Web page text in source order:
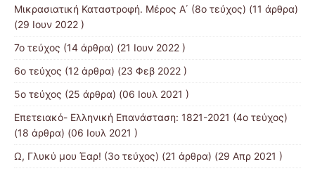
Μικρασιατική Καταστροφή. Μέρος Α΄ (8ο τεύχος) (11 άρθρα)
(29 Ιουν 2022 )
7o τεύχος (14 άρθρα) (21 Ιουν 2022 )
6ο τεύχος (12 άρθρα) (23 Φεβ 2022 )
5ο τεύχος (25 άρθρα) (06 Ιουλ 2021 )
Επετειακό- Ελληνική Επανάσταση: 1821-2021 (4ο τεύχος)
(18 άρθρα) (06 Ιουλ 2021 )
Ω, Γλυκύ μου Έαρ! (3ο τεύχος) (21 άρθρα) (29 Απρ 2021 )